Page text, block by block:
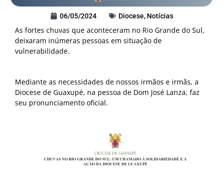
06/05/2024 Diocese, Notícias
As fortes chuvas que aconteceram no Rio Grande do Sul,
deixaram inúmeras pessoas em situação de
vulnerabilidade.
Mediante as necessidades de nossos irmãos e irmãs, a
Diocese de Guaxupé, na pessoa de Dom José Lanza, faz
seu pronunciamento oficial.